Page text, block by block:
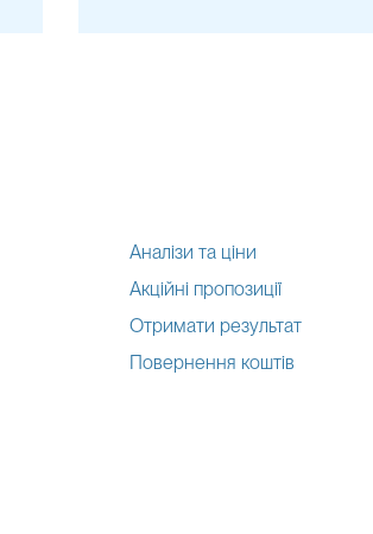
Аналізи та ціни
Акційні пропозиції
Отримати результат
Повернення коштів